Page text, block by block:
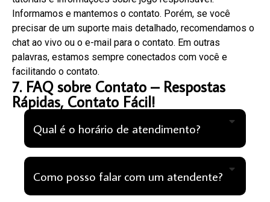
Informamos e mantemos o contato. Porém, se você
precisar de um suporte mais detalhado, recomendamos o
chat ao vivo ou o e-mail para o contato. Em outras
palavras, estamos sempre conectados com você e
facilitando o contato.
7. FAQ sobre Contato – Respostas
Rápidas, Contato Fácil!
Qual é o horário de atendimento?
Como posso falar com um atendente?